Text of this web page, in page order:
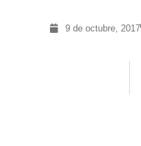
9 de octubre, 2017